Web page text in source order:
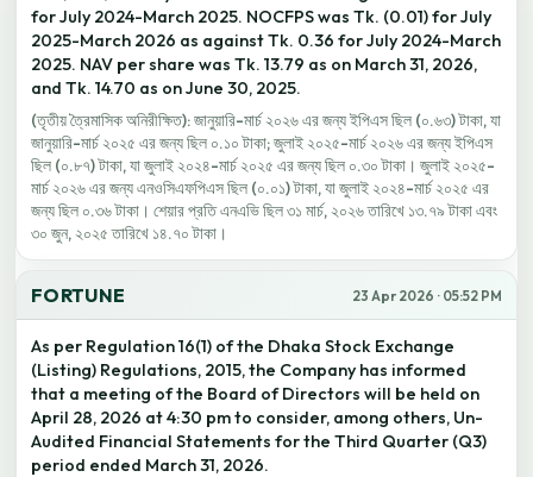
for July 2024-March 2025. NOCFPS was Tk. (0.01) for July
2025-March 2026 as against Tk. 0.36 for July 2024-March
2025. NAV per share was Tk. 13.79 as on March 31, 2026,
and Tk. 14.70 as on June 30, 2025.
(তৃতীয় ত্রৈমাসিক অনিরীক্ষিত): জানুয়ারি-মার্চ ২০২৬ এর জন্য ইপিএস ছিল (০.৬৩) টাকা, যা
জানুয়ারি-মার্চ ২০২৫ এর জন্য ছিল ০.১০ টাকা; জুলাই ২০২৫-মার্চ ২০২৬ এর জন্য ইপিএস
ছিল (০.৮৭) টাকা, যা জুলাই ২০২৪-মার্চ ২০২৫ এর জন্য ছিল ০.৩০ টাকা। জুলাই ২০২৫-
মার্চ ২০২৬ এর জন্য এনওসিএফপিএস ছিল (০.০১) টাকা, যা জুলাই ২০২৪-মার্চ ২০২৫ এর
জন্য ছিল ০.৩৬ টাকা। শেয়ার প্রতি এনএভি ছিল ৩১ মার্চ, ২০২৬ তারিখে ১৩.৭৯ টাকা এবং
৩০ জুন, ২০২৫ তারিখে ১৪.৭০ টাকা।
FORTUNE 23 Apr 2026 · 05:52 PM
As per Regulation 16(1) of the Dhaka Stock Exchange
(Listing) Regulations, 2015, the Company has informed
that a meeting of the Board of Directors will be held on
April 28, 2026 at 4:30 pm to consider, among others, Un-
Audited Financial Statements for the Third Quarter (Q3)
period ended March 31, 2026.